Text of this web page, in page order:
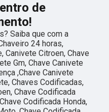
de
Saiba que com a
24 horas,
Canivete Citroen, Chave
Gm, Chave Canivete
,Chave Canivete
Chaves Codificadas,
Chave Codificada
Codificada Honda,